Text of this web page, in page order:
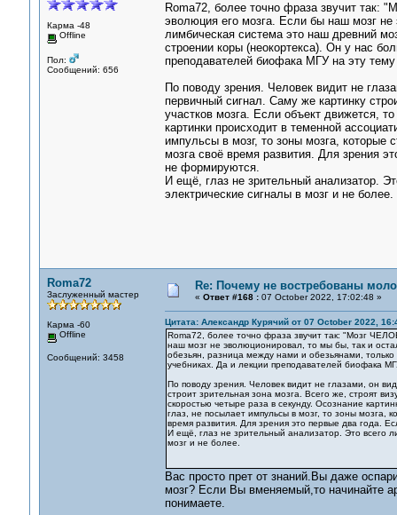
Карма -48
Offline
Пол:
Сообщений: 656
Roma72, более точно фраза звучит так:
эволюция его мозга. Если бы наш мозг
лимбическая система это наш древний
строении коры (неокортекса). Он у нас
преподавателей биофака МГУ на эту
По поводу зрения. Человек видит не
первичный сигнал. Саму же картинку
участков мозга. Если объект движется,
картинки происходит в теменной
импульсы в мозг, то зоны мозга, которые
мозга своё время развития. Для зрения
не формируются.
И ещё, глаз не зрительный анализатор.
электрические сигналы в мозг и не более.
Roma72
Заслуженный мастер
Карма -60
Offline
Сообщений: 3458
Re: Почему не востребованы
« Ответ #168 :07 October 2022, 17:02:48 »
Цитата: Александр Курячий от 07 October 2022,
Roma72, более точно фраза звучит так: "Мозг
наш мозг не эволюционировал, то мы бы, так и
обезьян, разница между нами и обезьянами, только
учебниках. Да и лекции преподавателей биофака
По поводу зрения. Человек видит не глазами, он
строит зрительная зона мозга. Всего же, строят
скоростью четыре раза в секунду. Осознание
глаз, не посылает импульсы в мозг, то зоны мозга,
время развития. Для зрения это первые два года.
И ещё, глаз не зрительный анализатор. Это всего
мозг и не более.
Вас просто прет от знаний.Вы даже
мозг? Если Вы вменяемый,то начинайте
понимаете.